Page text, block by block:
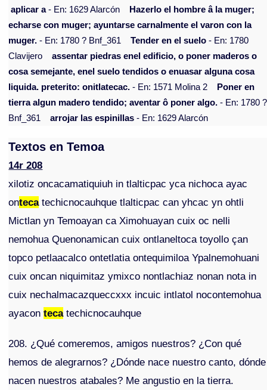
aplicar a- En: 1629 Alarcón
Hazerlo el hombre â la muger;
echarse con muger; ayuntarse carnalmente el varon con la
muger. - En: 1780 ? Bnf_361 Tender en el suelo - En: 1780
Clavijero
assentar piedras enel edificio, o poner maderos o
cosa semejante, enel suelo tendidos o enuasar alguna cosa
liquida. preterito: onitlatecac. - En: 1571 Molina 2
Poner en
tierra algun madero tendido; aventar ô poner algo. - En: 1780 ?
Bnf_361
arrojar las espinillas - En: 1629 Alarcón
Textos en Temoa
14r 208
xilotiz oncacamatiquiuh in tlalticpac yca nichoca ayac
ontecatechicnocauhque tlalticpac can yhcac yn ohtli
Mictlan yn Temoayan ca Ximohuayan cuix oc nelli
nemohua Quenonamican cuix ontlaneltoca toyollo çan
topco petlaacalco ontetlatia ontequimiloa Ypalnemohuani
cuix oncan niquimitaz ymixco nontlachiaz nonan nota in
cuix nechalmacazqueccxxx incuic intlatol nocontemohua
ayacontecatechicnocauhque
208. ¿Qué comeremos, amigos nuestros? ¿Con qué
hemos de alegrarnos? ¿Dónde nace nuestro canto, dónde
nacen nuestros atabales? Me angustio en la tierra.